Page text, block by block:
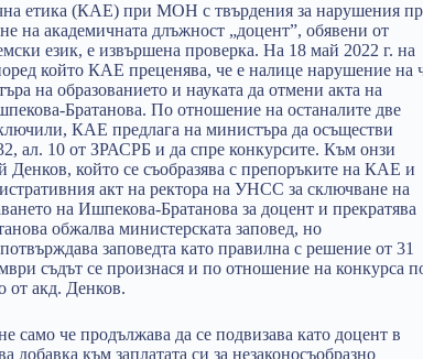
етика (КАЕ) при МОН с твърдения за нарушения
на академичната длъжност „доцент”, обявени от
език, е извършена проверка. На 18 май 2022 г. на
който КАЕ преценява, че е налице нарушение на
на образованието и науката да отмени акта на
Братанова. По отношение на останалите две
КАЕ предлага на министъра да осъществи
ал. 10 от ЗРАСРБ и да спре конкурсите. Към онзи
който се съобразява с препоръките на КАЕ и
акт на ректора на УНСС за сключване на
на Ишпекова-Братанова за доцент и прекратява
обжалва министерската заповед, но
заповедта като правилна с решение от 31
съдът се произнася и по отношение на конкурса
от акд. Денков.
че продължава да се подвизава като доцент в
към заплатата си за незаконосъобразно